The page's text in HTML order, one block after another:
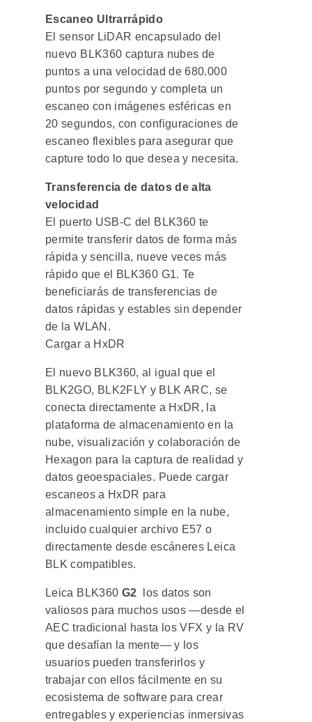
Escaneo Ultrarrápido
El sensor LiDAR encapsulado del
nuevo BLK360 captura nubes de
puntos a una velocidad de 680.000
puntos por segundo y completa un
escaneo con imágenes esféricas en
20 segundos, con configuraciones de
escaneo flexibles para asegurar que
capture todo lo que desea y necesita.
Transferencia de datos de alta
velocidad
El puerto USB-C del BLK360 te
permite transferir datos de forma más
rápida y sencilla, nueve veces más
rápido que el BLK360 G1. Te
beneficiarás de transferencias de
datos rápidas y estables sin depender
de la WLAN.
Cargar a HxDR
El nuevo BLK360, al igual que el
BLK2GO, BLK2FLY y BLK ARC, se
conecta directamente a HxDR, la
plataforma de almacenamiento en la
nube, visualización y colaboración de
Hexagon para la captura de realidad y
datos geoespaciales. Puede cargar
escaneos a HxDR para
almacenamiento simple en la nube,
incluido cualquier archivo E57 o
directamente desde escáneres Leica
BLK compatibles.
Leica BLK360 G2
los datos son
valiosos para muchos usos —desde el
AEC tradicional hasta los VFX y la RV
que desafían la mente— y los
usuarios pueden transferirlos y
trabajar con ellos fácilmente en su
ecosistema de software para crear
entregables y experiencias inmersivas